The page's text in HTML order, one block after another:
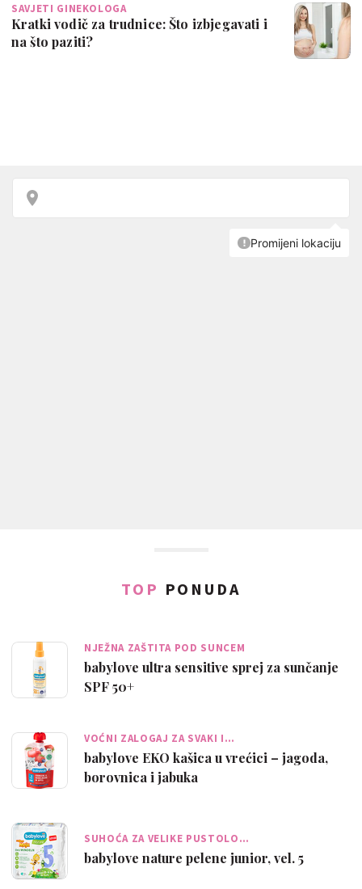
SAVJETI GINEKOLOGA
Kratki vodič za trudnice: Što izbjegavati i
na što paziti?
TOP PONUDA
NJEŽNA ZAŠTITA POD SUNCEM
babylove ultra sensitive sprej za sunčanje
SPF 50+
VOĆNI ZALOGAJ ZA SVAKI I…
babylove EKO kašica u vrećici – jagoda,
borovnica i jabuka
SUHOĆA ZA VELIKE PUSTOLO…
babylove nature pelene junior, vel. 5